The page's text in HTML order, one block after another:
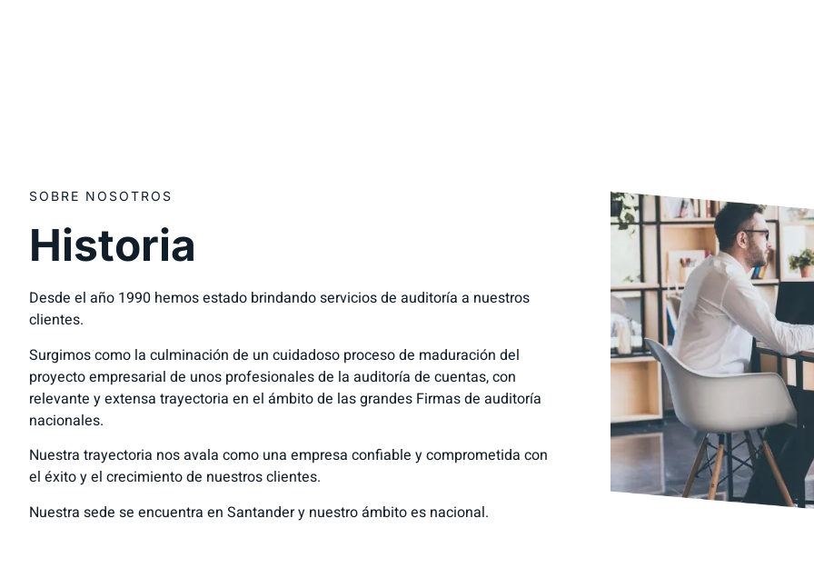
SOBRE NOSOTROS
Historia
Desde el año 1990 hemos estado brindando servicios de auditoría a nuestros
clientes.
Surgimos como la culminación de un cuidadoso proceso de maduración del
proyecto empresarial de unos profesionales de la auditoría de cuentas, con
relevante y extensa trayectoria en el ámbito de las grandes Firmas de auditoría
nacionales.
Nuestra trayectoria nos avala como una empresa confiable y comprometida con
el éxito y el crecimiento de nuestros clientes.
Nuestra sede se encuentra en Santander y nuestro ámbito es nacional.